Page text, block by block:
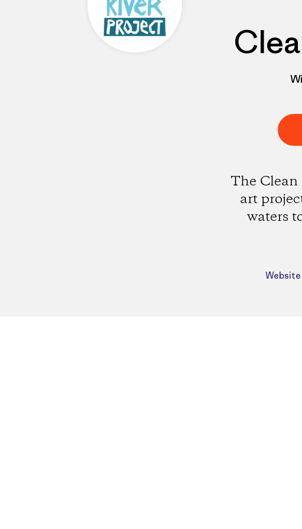
The
art
waters